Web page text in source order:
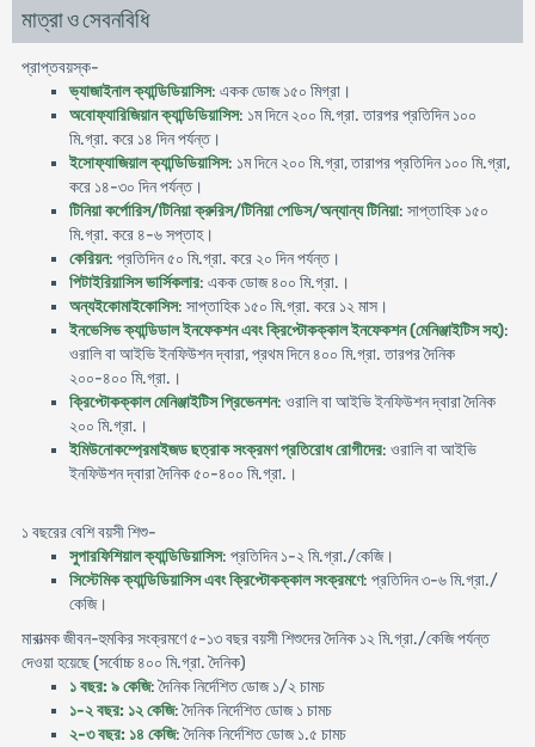
মাত্রা ও সেবনবিধি
প্রাপ্তবয়স্ক-
ভ্যাজাইনাল ক্যান্ডিডিয়াসিস: একক ডোজ ১৫০ মিগ্রা।
অবোফ্যারিজিয়ান ক্যান্ডিডিয়াসিস: ১ম দিনে ২০০ মি.গ্রা. তারপর প্রতিদিন ১০০
মি.গ্রা. করে ১৪ দিন পর্যন্ত।
ইসোফ্যাজিয়াল ক্যান্ডিডিয়াসিস: ১ম দিনে ২০০ মি.গ্রা, তারাপর প্রতিদিন ১০০ মি.গ্রা,
করে ১৪-৩০ দিন পর্যন্ত।
টিনিয়া কর্পোরিস/টিনিয়া ক্রুরিস/টিনিয়া পেডিস/অন্যান্য টিনিয়া: সাপ্তাহিক ১৫০
মি.গ্রা. করে ৪-৬ সপ্তাহ।
কেরিয়ন: প্রতিদিন ৫০ মি.গ্রা. করে ২০ দিন পর্যন্ত।
পিটাইরিয়াসিস ভার্সিকলার: একক ডোজ ৪০০ মি.গ্রা.।
অন্যইকোমাইকোসিস: সাপ্তাহিক ১৫০ মি.গ্রা. করে ১২ মাস।
ইনভেসিভ ক্যান্ডিডাল ইনফেকশন এবং ক্রিপ্টোকক্কাল ইনফেকশন (মেনিঞ্জাইটিস সহ):
ওরালি বা আইভি ইনফিউশন দ্বারা, প্রথম দিনে ৪০০ মি.গ্রা. তারপর দৈনিক
২০০-৪০০ মি.গ্রা.।
ক্রিপ্টোকক্কাল মেনিঞ্জাইটিস প্রিভেনশন: ওরালি বা আইভি ইনফিউশন দ্বারা দৈনিক
২০০ মি.গ্রা.।
ইমিউনোকম্প্রেমাইজড ছত্রাক সংক্রমণ প্রতিরোধ রোগীদের: ওরালি বা আইভি
ইনফিউশন দ্বারা দৈনিক ৫০-৪০০ মি.গ্রা.।
১ বছরের বেশি বয়সী শিশু-
সুপারফিশিয়াল ক্যান্ডিডিয়াসিস: প্রতিদিন ১-২ মি.গ্রা./কেজি।
সিস্টেমিক ক্যান্ডিডিয়াসিস এবং ক্রিপ্টোকক্কাল সংক্রমণে: প্রতিদিন ৩-৬ মি.গ্রা./
কেজি।
মারাত্মক জীবন-হুমকির সংক্রমণে ৫-১৩ বছর বয়সী শিশুদের দৈনিক ১২ মি.গ্রা./কেজি পর্যন্ত
দেওয়া হয়েছে (সর্বোচ্চ ৪০০ মি.গ্রা. দৈনিক)
১ বছর: ৯ কেজি: দৈনিক নির্দেশিত ডোজ ১/২ চামচ
১-২ বছর: ১২ কেজি: দৈনিক নির্দেশিত ডোজ ১ চামচ
২-৩ বছর: ১৪ কেজি: দৈনিক নির্দেশিত ডোজ ১.৫ চামচ